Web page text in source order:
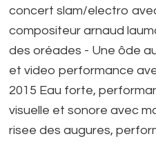
concert slam/electro
compositeur arnaud
des oréades - Une ôde
et video performance
2015 Eau forte,
visuelle et sonore avec
risee des augures,